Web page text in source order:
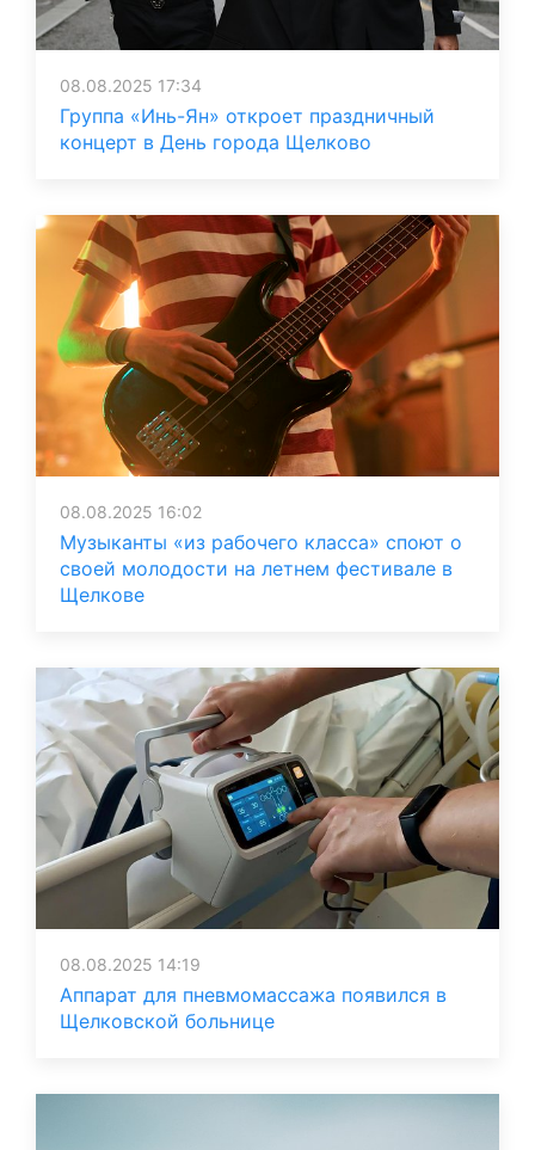
08.08.2025 17:34
Группа «Инь-Ян» откроет праздничный
концерт в День города Щелково
08.08.2025 16:02
Музыканты «из рабочего класса» споют о
своей молодости на летнем фестивале в
Щелкове
08.08.2025 14:19
Аппарат для пневмомассажа появился в
Щелковской больнице